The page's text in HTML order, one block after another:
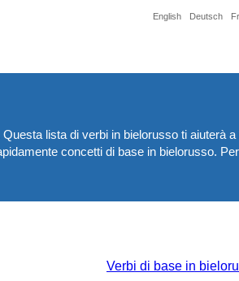
English Deutsch
lista di verbi in bielorusso ti
concetti di base in bielorusso.
Verbi di base in